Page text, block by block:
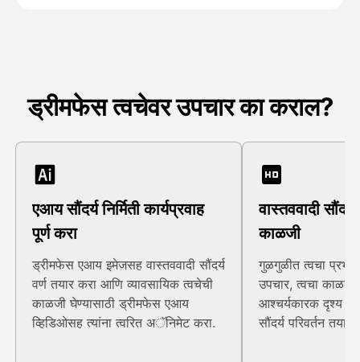
ड्रीमफेस त्वचेवर उपचार का कराल?
एआय सौंदर्य निर्मिती कार्यप्रवाह
पूर्ण करा
ड्रीमफेस एआय इमेजसह वास्तववादी सौंदर्य
वर्ण तयार करा आणि व्यावसायिक त्वचेची
काळजी घेण्यासाठी ड्रीमफेस एआय
व्हिडिओसह त्यांना त्वरित अॅनिमेट करा.
वास्तववादी
काळजी
गुळगुळीत त्वचा
उपचार, त्वचा
आश्चर्यकारक दृश्य
सौंदर्य परिवर्तन तयार